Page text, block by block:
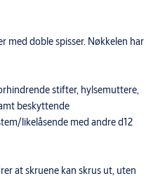
med doble spisser. Nøkkelen har
stifter, hylsemuttere,
beskyttende
likelåsende med andre d12
at skruene kan skrus ut, uten